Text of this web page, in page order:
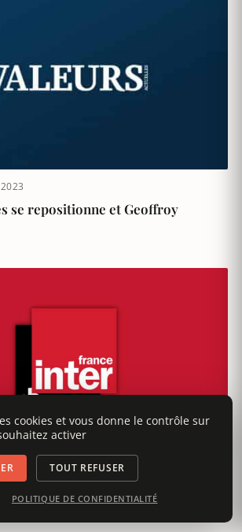
se repositionne et Geoffroy
une liste noire des mal
Inter
cookies et vous donne le contrôle sur
activer
TOUT REFUSER
POLITIQUE DE CONFIDENTIALITÉ